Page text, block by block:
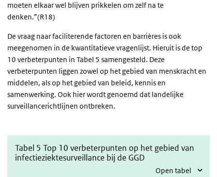
moeten elkaar wel blijven prikkelen om zelf na te
denken.”(R18)
De vraag naar faciliterende factoren en barrières is ook
meegenomen in de kwantitatieve vragenlijst. Hieruit is de top
10 verbeterpunten in Tabel 5 samengesteld. Deze
verbeterpunten liggen zowel op het gebied van menskracht en
middelen, als op het gebied van beleid, kennis en
samenwerking. Ook hier wordt genoemd dat landelijke
surveillancerichtlijnen ontbreken.
Tabel 5 Top 10 verbeterpunten op het gebied van
infectieziektesurveillance bij de GGD
Open tabel